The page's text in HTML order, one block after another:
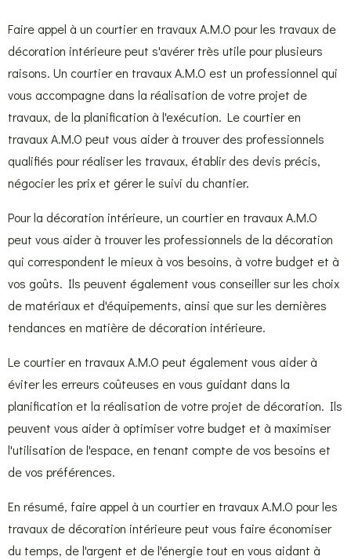
Faire appel à un courtier en travaux A.M.O pour les travaux de
décoration intérieure peut s'avérer très utile pour plusieurs
raisons. Un courtier en travaux A.M.O est un professionnel qui
vous accompagne dans la réalisation de votre projet de
travaux, de la planification à l'exécution. Le courtier en
travaux A.M.O peut vous aider à trouver des professionnels
qualifiés pour réaliser les travaux, établir des devis précis,
négocier les prix et gérer le suivi du chantier.
Pour la décoration intérieure, un courtier en travaux A.M.O
peut vous aider à trouver les professionnels de la décoration
qui correspondent le mieux à vos besoins, à votre budget et à
vos goûts. Ils peuvent également vous conseiller sur les choix
de matériaux et d'équipements, ainsi que sur les dernières
tendances en matière de décoration intérieure.
Le courtier en travaux A.M.O peut également vous aider à
éviter les erreurs coûteuses en vous guidant dans la
planification et la réalisation de votre projet de décoration. Ils
peuvent vous aider à optimiser votre budget et à maximiser
l'utilisation de l'espace, en tenant compte de vos besoins et
de vos préférences.
En résumé, faire appel à un courtier en travaux A.M.O pour les
travaux de décoration intérieure peut vous faire économiser
du temps, de l'argent et de l'énergie tout en vous aidant à